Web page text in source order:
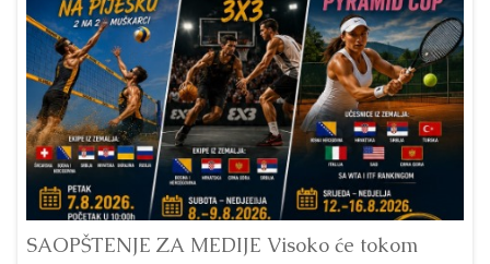
SAOPŠTENJE ZA MEDIJE Visoko će tokom